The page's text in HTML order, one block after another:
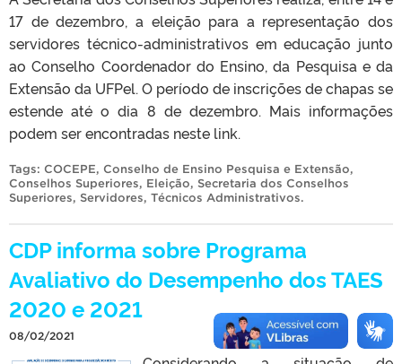
17 de dezembro, a eleição para a representação dos
servidores técnico-administrativos em educação junto
ao Conselho Coordenador do Ensino, da Pesquisa e da
Extensão da UFPel. O período de inscrições de chapas se
estende até o dia 8 de dezembro. Mais informações
podem ser encontradas neste link.
Tags: COCEPE, Conselho de Ensino Pesquisa e Extensão,
Conselhos Superiores, Eleição, Secretaria dos Conselhos
Superiores, Servidores, Técnicos Administrativos.
CDP informa sobre Programa
Avaliativo do Desempenho dos TAES
2020 e 2021
08/02/2021